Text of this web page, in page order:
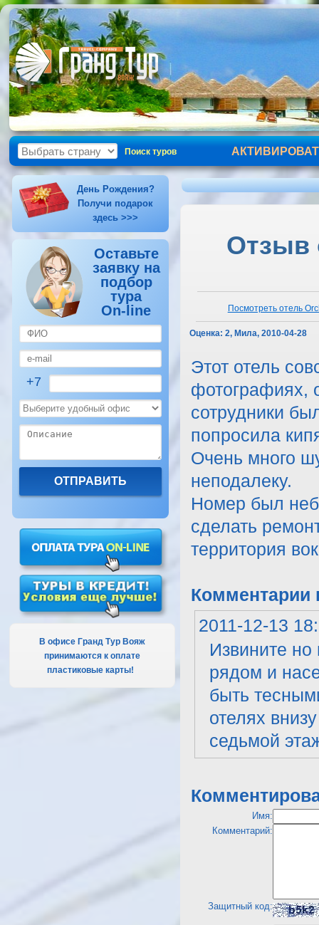
Поиск туров
День Рождения?
Получи подарок
здесь >>>
Оставьте
заявку на
подбор
тура
On-line
+7
В офисе Гранд Тур Вояж
принимаются к оплате
пластиковые карты!
Отзыв
Посмотреть отель
Оценка: 2, Мила, 2010-04-28
Этот отель
фотографиях,
сотрудники
попросила
Очень много
неподалеку.
Номер был
сделать
территория
Комментарии
2011-12-13
Извините
рядом и
быть
отелях
седьмой
Имя:
Комментарий:
Защитный код: